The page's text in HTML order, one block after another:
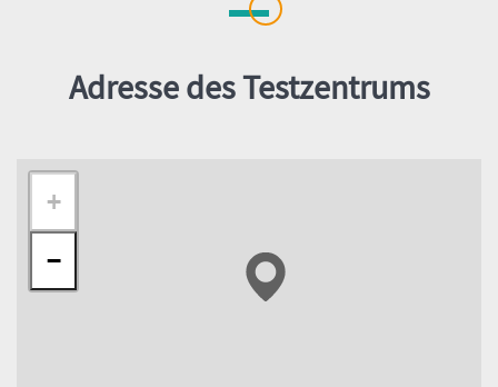
Adresse des Testzentrums
+
−